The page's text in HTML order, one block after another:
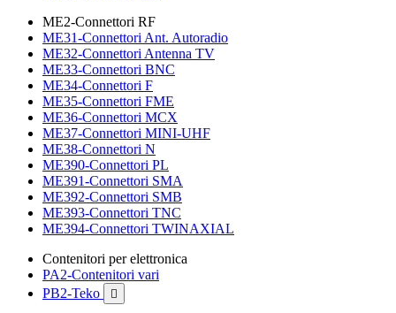
ME2-Connettori RF
ME31-Connettori Ant. Autoradio
ME32-Connettori Antenna TV
ME33-Connettori BNC
ME34-Connettori F
ME35-Connettori FME
ME36-Connettori MCX
ME37-Connettori MINI-UHF
ME38-Connettori N
ME390-Connettori PL
ME391-Connettori SMA
ME392-Connettori SMB
ME393-Connettori TNC
ME394-Connettori TWINAXIAL
Contenitori per elettronica
PA2-Contenitori vari
PB2-Teko
